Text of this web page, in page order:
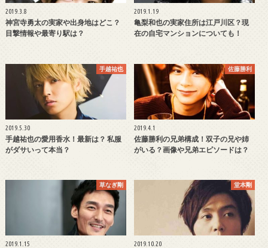
2019.3.8
神宮寺勇太の実家や出身地はどこ？
目撃情報や最寄り駅は？
2019.1.19
亀梨和也の実家住所は江戸川区？現
在の自宅マンションについても！
手越祐也
2019.5.30
手越祐也の愛用香水！最新は？ 私服
がダサいって本当？
佐藤勝利
2019.4.1
佐藤勝利の兄弟構成！双子の兄や姉
がいる？画像や兄弟エピソードは？
草なぎ剛
2019.1.15
堂本剛
2019.10.20